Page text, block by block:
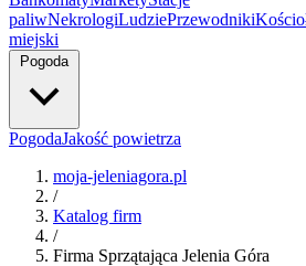
paliwNekrologiLudziePrzewodniki
miejski
Pogoda
PogodaJakość powietrza
moja-jeleniagora.pl
/
Katalog firm
/
Firma Sprzątająca Jelenia Góra